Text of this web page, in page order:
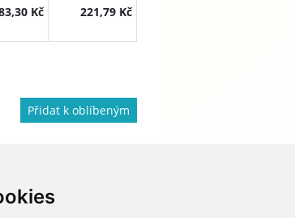
Kč 221,79 Kč
Přidat k oblíbeným
733 674 293